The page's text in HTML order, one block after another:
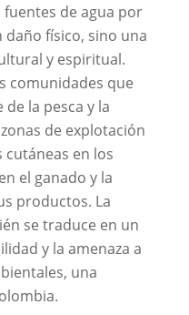
de agua por
daño físico, sino una
y espiritual.
comunidades que
la pesca y la
de explotación
en los
el ganado y la
productos. La
se traduce en un
y la amenaza a
una